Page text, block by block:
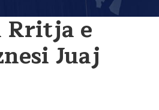
Rritja e
Juaj